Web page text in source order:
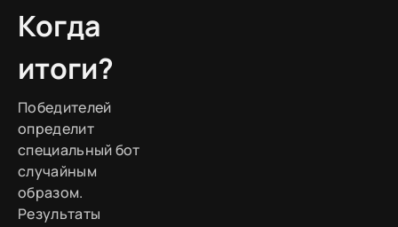
Когда
итоги?
Победителей
определит
специальный бот
случайным
образом.
Результаты